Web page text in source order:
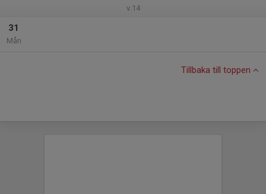
v.14
31
Mån
Tillbaka till toppen